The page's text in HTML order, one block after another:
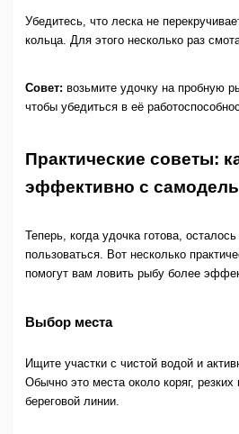
Убедитесь, что леска не
кольца. Для этого несколько раз
Совет: возьмите удочку на пробную
чтобы убедиться в её
Практические советы:
эффективно с
Теперь, когда удочка готова,
пользоваться. Вот несколько
помогут вам ловить рыбу более
Выбор места
Ищите участки с чистой водой и
Обычно это места около коряг,
береговой линии.